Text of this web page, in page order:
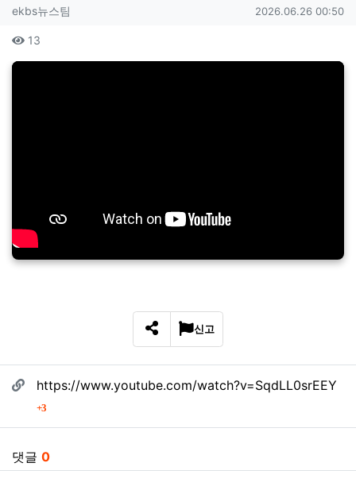
작성자 정보
ekbs뉴스팀 작성일
2026.06.26 00:50
컨텐츠 정보
13
본문
SNS 공유
신고
관련자료
https://www.youtube.com/watch?v=SqdLL0srEEY
3회 연결
댓글 0